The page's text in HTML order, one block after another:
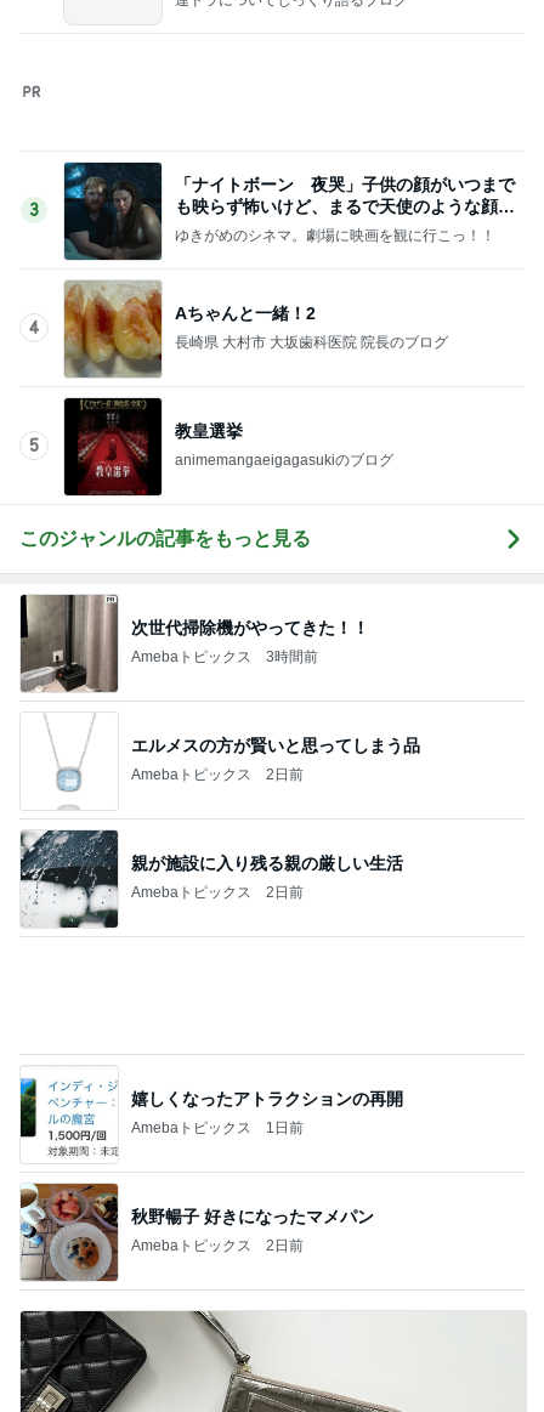
3
4
Aちゃんと一緒！2
長崎県 大村市 大坂歯科医院 院長のブログ
5
教皇選挙
animemangaeigagasukiのブログ
このジャンルの記事をもっと見る
Amebaトピックス 3時間前
エルメスの方が賢いと思ってしまう品
Amebaトピックス 2日前
親が施設に入り残る親の厳しい生活
Amebaトピックス 2日前
秋野暢子 好きになったマメパン
Amebaトピックス 2日前